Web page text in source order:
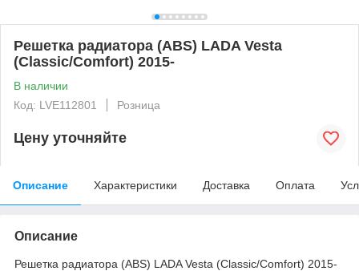
Решетка радиатора (ABS) LADA Vesta
(Classic/Comfort) 2015-
В наличии
Код: LVE112801
Розница
Цену уточняйте
Описание Характеристики Доставка Оплата
Описание
Решетка радиатора (ABS) LADA Vesta (Classic/Comfort) 2015-